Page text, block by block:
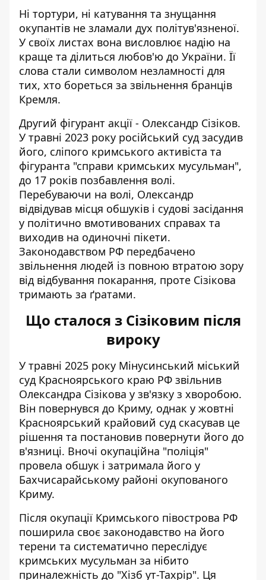
Ні тортури, ні катування та знущання
окупантів не зламали дух політув'язненої.
У своїх листах вона висловлює надію на
краще та ділиться любов'ю до України. Її
слова стали символом незламності для
тих, хто бореться за звільнення бранців
Кремля.
Другий фігурант акції - Олександр Сізіков.
У травні 2023 року російський суд засудив
його, сліпого кримського активіста та
фігуранта "справи кримських мусульман",
до 17 років позбавлення волі.
Перебуваючи на волі, Олександр
відвідував місця обшуків і судові засідання
у політично вмотивованих справах та
виходив на одиночні пікети.
Законодавством РФ передбачено
звільнення людей із повною втратою зору
від відбування покарання, проте Сізікова
тримають за ґратами.
Що сталося з Сізіковим після
вироку
У травні 2025 року Мінусинський міський
суд Красноярського краю РФ звільнив
Олександра Сізікова у зв'язку з хворобою.
Він повернувся до Криму, однак у жовтні
Красноярський крайовий суд скасував це
рішення та постановив повернути його до
в'язниці. Вночі окупаційна "поліція"
провела обшук і затримала його у
Бахчисарайському районі окупованого
Криму.
Після окупації Кримського півострова РФ
поширила своє законодавство на його
терени та систематично переслідує
кримських мусульман за нібито
приналежність до "Хізб ут-Тахрір". Ця